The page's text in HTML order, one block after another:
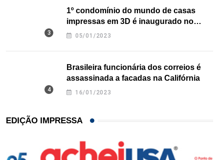
1º condomínio do mundo de casas
impressas em 3D é inaugurado no
Texas
05/01/2023
Brasileira funcionária dos correios é
assassinada a facadas na Califórnia
16/01/2023
EDIÇÃO IMPRESSA